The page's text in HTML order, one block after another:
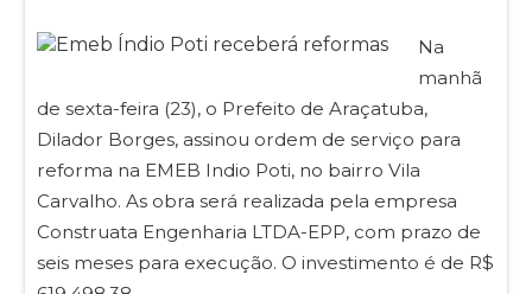
Na
manhã
de sexta-feira (23), o Prefeito de Araçatuba,
Dilador Borges, assinou ordem de serviço para
reforma na EMEB Indio Poti, no bairro Vila
Carvalho. As obra será realizada pela empresa
Construata Engenharia LTDA-EPP, com prazo de
seis meses para execução. O investimento é de R$